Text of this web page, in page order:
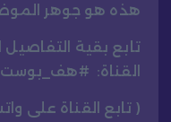
هذه هو جوهر
تابع بقية
القناة:
( تابع القناة على